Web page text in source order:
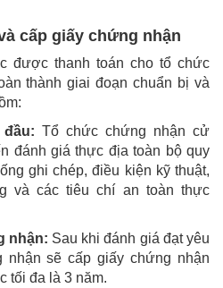
cấp giấy chứng nhận
được thanh toán cho tổ chức
thành giai đoạn chuẩn bị và
Tổ chức chứng nhận cử
đánh giá thực địa toàn bộ quy
ghi chép, điều kiện kỹ thuật,
và các tiêu chí an toàn thực
nhận: Sau khi đánh giá đạt yêu
nhận sẽ cấp giấy chứng nhận
tối đa là 3 năm.